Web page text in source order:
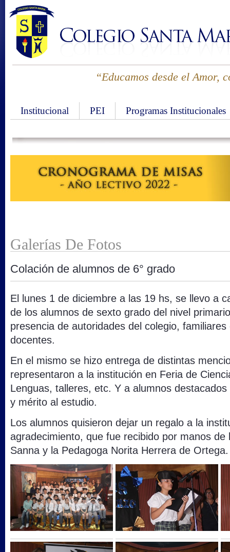
“Educamos desde el Amor,
Institucional PEI Programas Institucionales
Galerías De Fotos
Colación de alumnos de 6° grado
El lunes 1 de diciembre a las 19 hs, se llevo a
de los alumnos de sexto grado del nivel
presencia de autoridades del colegio,
docentes.
En el mismo se hizo entrega de distintas
representaron a la institución en Feria de
Lenguas, talleres, etc. Y a alumnos
y mérito al estudio.
Los alumnos quisieron dejar un regalo a la
agradecimiento, que fue recibido por manos de
Sanna y la Pedagoga Norita Herrera de Ortega.